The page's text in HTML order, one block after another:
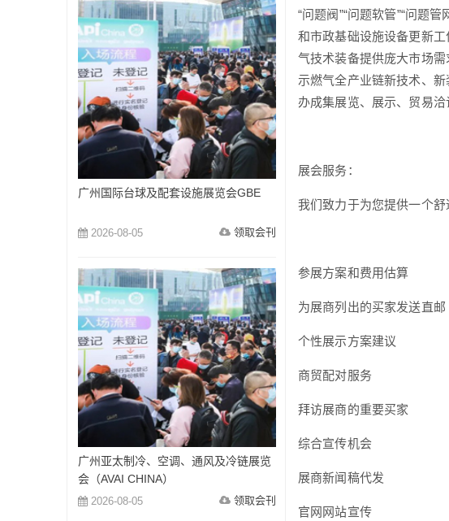
“问题阀”“问题软管”“问题
和市政基础设施设备更新
气技术装备提供庞大市场
示燃气全产业链新技术、
办成集展览、展示、贸易
展会服务：
我们致力于为您提供一个
参展方案和费用估算
为展商列出的买家发送直邮
个性展示方案建议
商贸配对服务
拜访展商的重要买家
综合宣传机会
展商新闻稿代发
官网网站宣传
广州国际台球及配套设施展览会GBE
2026-08-05 领取会刊
广州亚太制冷、空调、通风及冷链展览
会（AVAI CHINA）
2026-08-05 领取会刊